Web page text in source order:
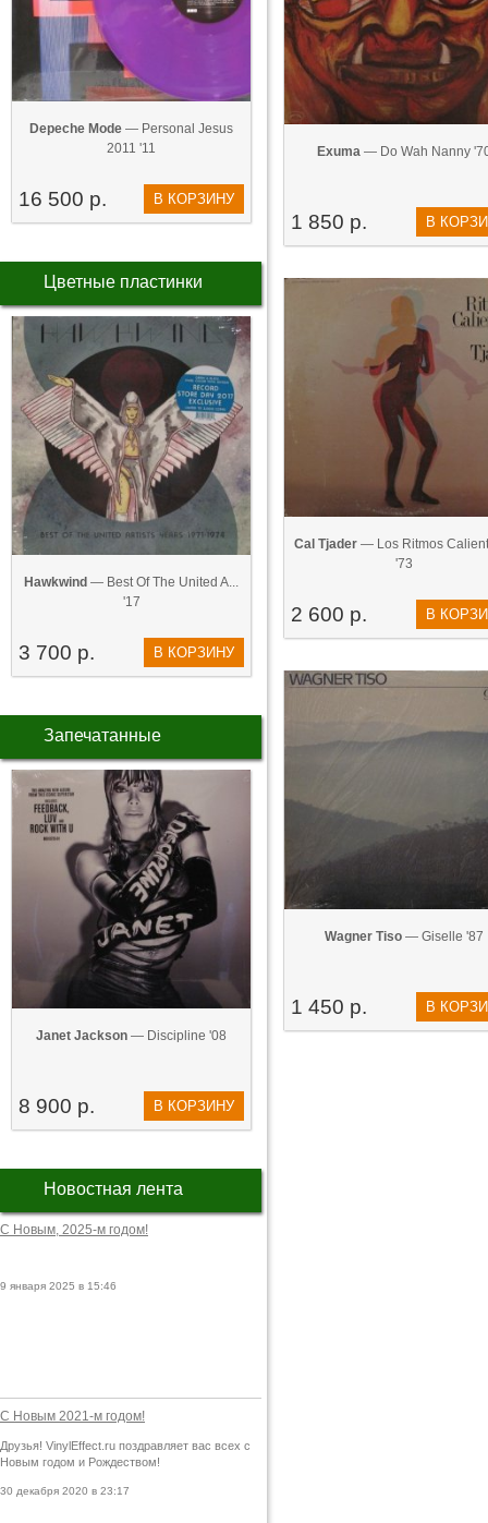
Depeche Mode — Personal Jesus
2011 '11
16 500 р. В КОРЗИНУ
Цветные пластинки
Hawkwind — Best Of The United A...
'17
3 700 р. В КОРЗИНУ
Запечатанные
Janet Jackson — Discipline '08
8 900 р. В КОРЗИНУ
Новостная лента
С Новым, 2025-м годом!
9 января 2025 в 15:46
С Новым 2021-м годом!
Друзья! VinylEffect.ru поздравляет вас всех с
Новым годом и Рождеством!
30 декабря 2020 в 23:17
Exuma— Do Wah Nanny
1 850 р. В
Cal Tjader — Los Ritmos
'73
2 600 р. В
Wagner Tiso— Giselle '87
1 450 р. В